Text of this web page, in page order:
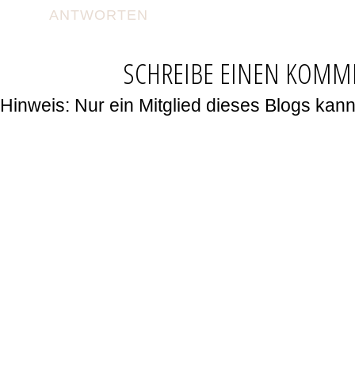
ANTWORTEN
SCHREIBE EINEN
Hinweis: Nur ein Mitglied dieses Blogs